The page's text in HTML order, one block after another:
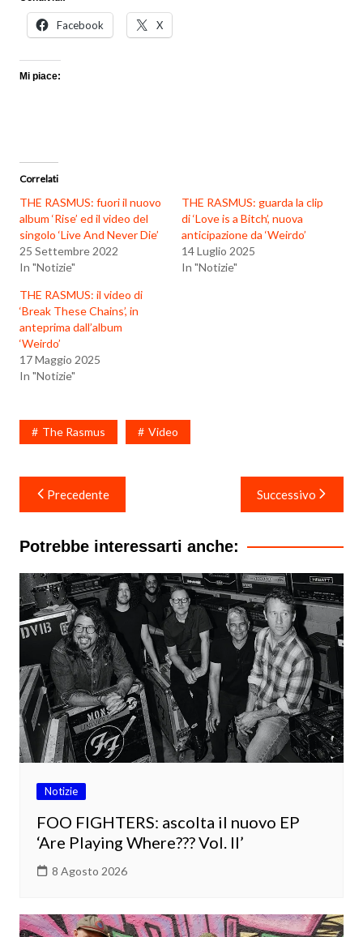
Facebook X
Mi piace:
Correlati
THE RASMUS: fuori il nuovo
album ‘Rise’ ed il video del
singolo ‘Live And Never Die’
25 Settembre 2022
In "Notizie"
THE RASMUS: guarda la clip
di ‘Love is a Bitch’, nuova
anticipazione da ‘Weirdo’
14 Luglio 2025
In "Notizie"
THE RASMUS: il video di
‘Break These Chains’, in
anteprima dall’album
‘Weirdo’
17 Maggio 2025
In "Notizie"
The Rasmus Video
Navigazione
articoli
Precedente Successivo
Potrebbe interessarti anche:
Notizie
FOO FIGHTERS: ascolta il nuovo EP
‘Are Playing Where??? Vol. II’
8 Agosto 2026